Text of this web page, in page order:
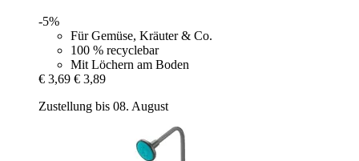
-5%
Für Gemüse, Kräuter & Co.
100 % recyclebar
Mit Löchern am Boden
€ 3,69 € 3,89
Zustellung bis 08. August